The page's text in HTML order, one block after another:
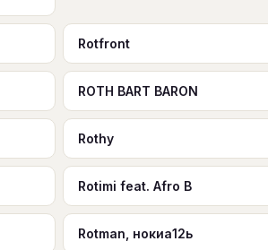
Rotfront
ROTH BART BARON
Rothy
Rotimi feat. Afro B
Rotman, нокиа12ь